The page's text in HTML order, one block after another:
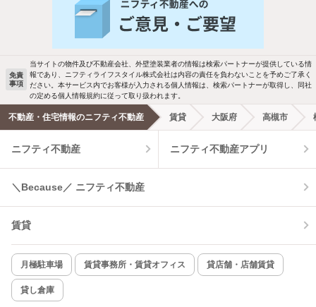
バス・トイレ別 2階以上
駐車場あり ペット相談
洗濯機置場あり 独立洗面台
エアコンあり 都市ガス
温水洗浄便座 オートロック
コンロ2口以上
新着のみ インターネット無料
該当件数:
免責
事項
当サイトの物件及び不動産会社、外壁塗装業者の情報は検索パートナーが提供している情
報であり、ニフティライフスタイル株式会社は内容の責任を負わないことを予めご了承く
ださい。本サービス内でお客様が入力される個人情報は、検索パートナーが取得し、同社
の定める個人情報規約に従って取り扱われます。
不動産・住宅情報のニフティ不動産 賃貸 大阪府 高槻市
ニフティ不動産 ニフティ不動産アプリ
＼Because／ ニフティ不動産
賃貸
月極駐車場 賃貸事務所・賃貸オフィス 貸店舗・店舗賃貸
貸し倉庫